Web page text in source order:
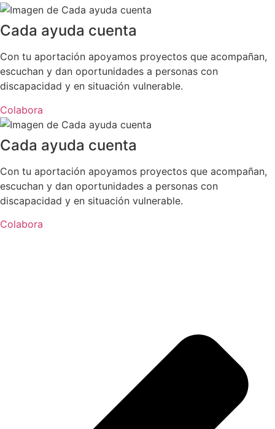
Cada ayuda cuenta
Con tu aportación apoyamos proyectos que acompañan,
escuchan y dan oportunidades a personas con
discapacidad y en situación vulnerable.
Colabora
Cada ayuda cuenta
Con tu aportación apoyamos proyectos que acompañan,
escuchan y dan oportunidades a personas con
discapacidad y en situación vulnerable.
Colabora